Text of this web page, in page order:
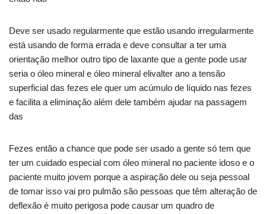
Deve ser usado regularmente que estão usando irregularmente
está usando de forma errada e deve consultar a ter uma
orientação melhor outro tipo de laxante que a gente pode usar
seria o óleo mineral e óleo mineral elivalter ano a tensão
superficial das fezes ele quer um acúmulo de líquido nas fezes
e facilita a eliminação além dele também ajudar na passagem
das
Fezes então a chance que pode ser usado a gente só tem que
ter um cuidado especial com óleo mineral no paciente idoso e o
paciente muito jovem porque a aspiração dele ou seja pessoal
de tomar isso vai pro pulmão são pessoas que têm alteração de
deflexão é muito perigosa pode causar um quadro de